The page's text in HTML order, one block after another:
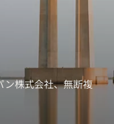
株式会社、無断複